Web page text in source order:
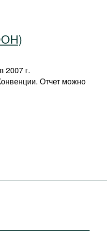
2007 г.
Отчет можно